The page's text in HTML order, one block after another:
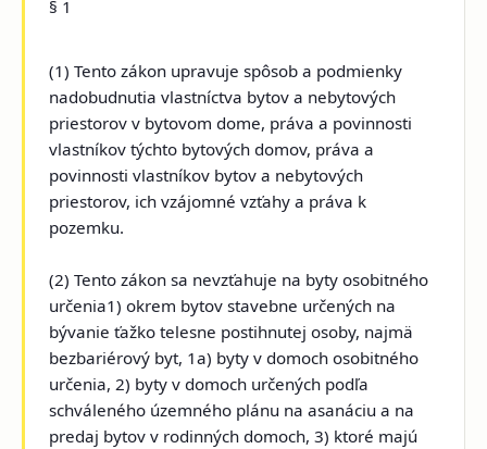
§ 1
(1) Tento zákon upravuje spôsob a podmienky
nadobudnutia vlastníctva bytov a nebytových
priestorov v bytovom dome, práva a povinnosti
vlastníkov týchto bytových domov, práva a
povinnosti vlastníkov bytov a nebytových
priestorov, ich vzájomné vzťahy a práva k
pozemku.
(2) Tento zákon sa nevzťahuje na byty osobitného
určenia1) okrem bytov stavebne určených na
bývanie ťažko telesne postihnutej osoby, najmä
bezbariérový byt, 1a) byty v domoch osobitného
určenia, 2) byty v domoch určených podľa
schváleného územného plánu na asanáciu a na
predaj bytov v rodinných domoch, 3) ktoré majú